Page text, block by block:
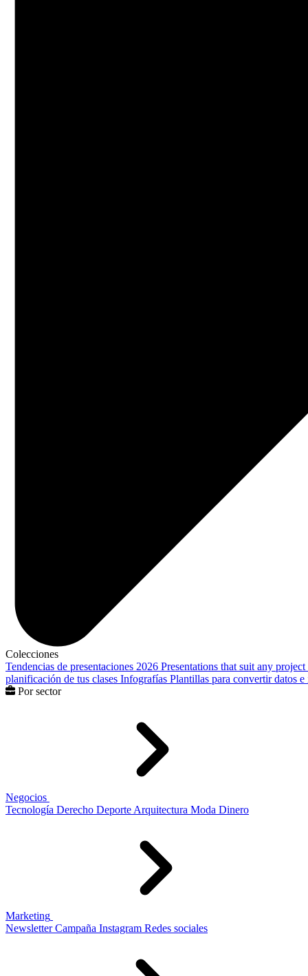
Colecciones
Tendencias de presentaciones 2026 Presentations that suit any project
planificación de tus clases Infografías Plantillas para convertir datos
Por sector
Negocios
Tecnología Derecho Deporte Arquitectura Moda Dinero
Marketing
Newsletter Campaña Instagram Redes sociales